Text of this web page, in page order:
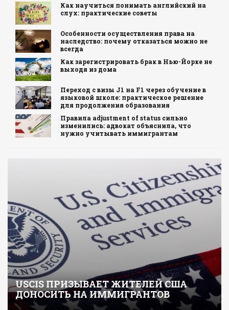
Как научиться понимать английский на
слух: практические советы
Особенности осуществления права на
наследство: почему отказаться можно не
всегда
Как зарегистрировать брак в Нью-Йорке не
выходя из дома
Переход с визы J1 на F1 через обучение в
языковой школе: практическое решение
для продолжения образования
Правила adjustment of status сильно
изменились: адвокат объяснила, что
нужно учитывать иммигрантам
USCIS ПРИЗЫВАЕТ ЖИТЕЛЕЙ США
ДОНОСИТЬ НА ИММИГРАНТОВ